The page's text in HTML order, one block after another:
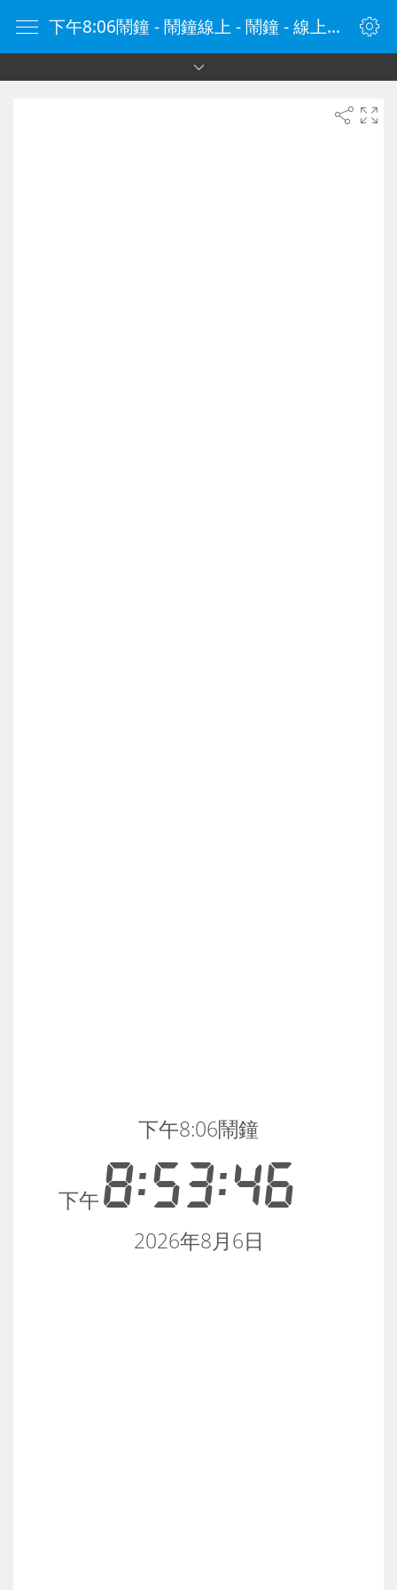
下午8:06鬧鐘 - 鬧鐘線上 - 鬧鐘 - 線上鬧鐘 - 在線鬧鐘 - 鬧鐘在線 - naozhong.tw
下午 8:53:47
下午8:06鬧鐘
2026年8月6日